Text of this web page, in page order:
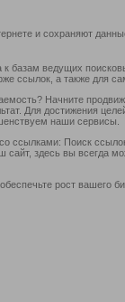
и сохраняют
базам ведущих
ссылок, а также для
Начните
Для достижения
наши сервисы.
ссылками: Поиск
сайт, здесь вы всегда
рост вашего